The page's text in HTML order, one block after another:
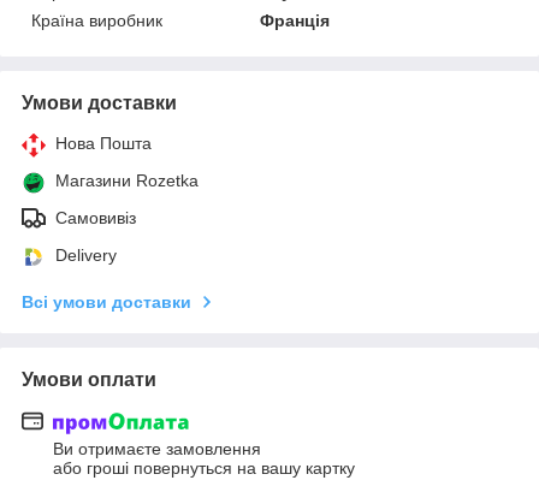
Країна виробник
Франція
Умови доставки
Нова Пошта
Магазини Rozetka
Самовивіз
Delivery
Всі умови доставки
Умови оплати
Ви отримаєте замовлення
або гроші повернуться на вашу картку